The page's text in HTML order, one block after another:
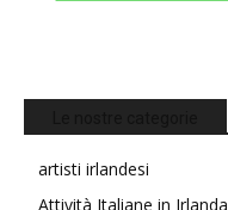
artisti irlandesi
Attività Italiane in Irlanda